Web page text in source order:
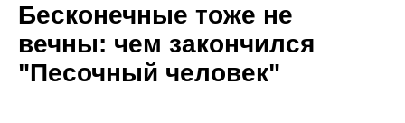
Бесконечные тоже не
вечны: чем закончился
"Песочный человек"